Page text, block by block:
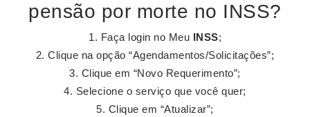
pensão por morte no INSS?
Faça login no Meu INSS;
Clique na opção “Agendamentos/Solicitações”;
Clique em “Novo Requerimento”;
Selecione o serviço que você quer;
Clique em “Atualizar”;